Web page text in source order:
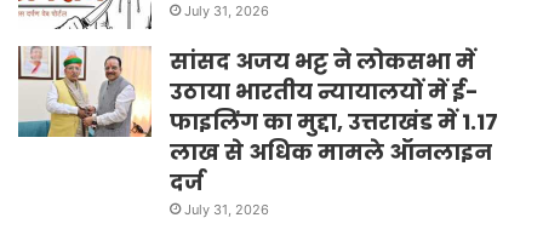
July 31, 2026
सांसद अजय भट्ट ने लोकसभा में
उठाया भारतीय न्यायालयों में ई-
फाइलिंग का मुद्दा, उत्तराखंड में 1.17
लाख से अधिक मामले ऑनलाइन
दर्ज
July 31, 2026